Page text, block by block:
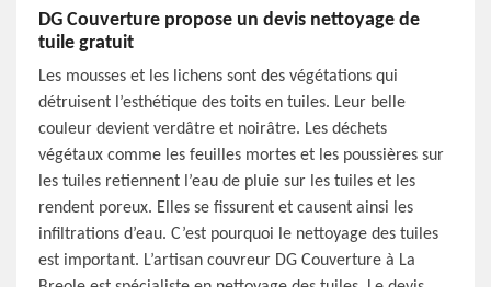
DG Couverture propose un devis nettoyage de
tuile gratuit
Les mousses et les lichens sont des végétations qui
détruisent l’esthétique des toits en tuiles. Leur belle
couleur devient verdâtre et noirâtre. Les déchets
végétaux comme les feuilles mortes et les poussières sur
les tuiles retiennent l’eau de pluie sur les tuiles et les
rendent poreux. Elles se fissurent et causent ainsi les
infiltrations d’eau. C’est pourquoi le nettoyage des tuiles
est important. L’artisan couvreur DG Couverture à La